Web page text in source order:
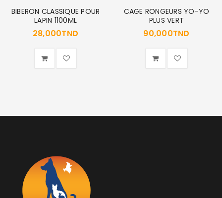
Se souvenir de moi
SE CONNECTER
BIBERON CLASSIQUE POUR
LAPIN 1100ML
28,000TND
CAGE RONGEURS YO-YO
PLUS VERT
90,000TND